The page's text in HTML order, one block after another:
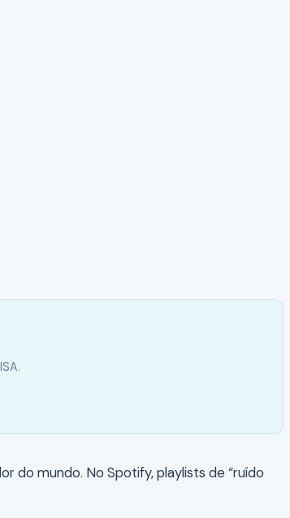
do mundo. No Spotify, playlists de “ruído